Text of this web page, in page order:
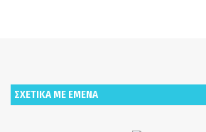
ΣΧΕΤΙΚΑ ΜΕ ΕΜΕΝΑ